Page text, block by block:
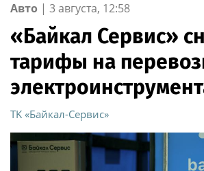
Авто | 3 августа, 12:58
«Байкал Сервис»
тарифы на
ТK «Байкал-Сервис»